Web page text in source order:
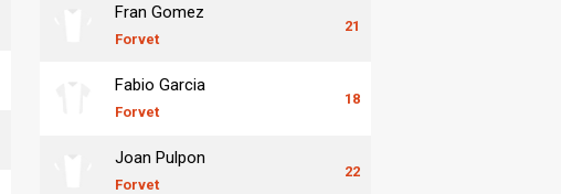
Fran Gomez
Forvet
21
Fabio Garcia
Forvet
18
Joan Pulpon
Forvet
22